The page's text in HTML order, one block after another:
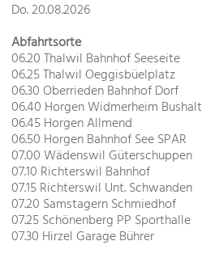
Do. 20.08.2026
Abfahrtsorte
06.20 Thalwil Bahnhof Seeseite
06.25 Thalwil Oeggisbüelplatz
06.30 Oberrieden Bahnhof Dorf
06.40 Horgen Widmerheim Bushalt
06.45 Horgen Allmend
06.50 Horgen Bahnhof See SPAR
07.00 Wädenswil Güterschuppen
07.10 Richterswil Bahnhof
07.15 Richterswil Unt. Schwanden
07.20 Samstagern Schmiedhof
07.25 Schönenberg PP Sporthalle
07.30 Hirzel Garage Bührer